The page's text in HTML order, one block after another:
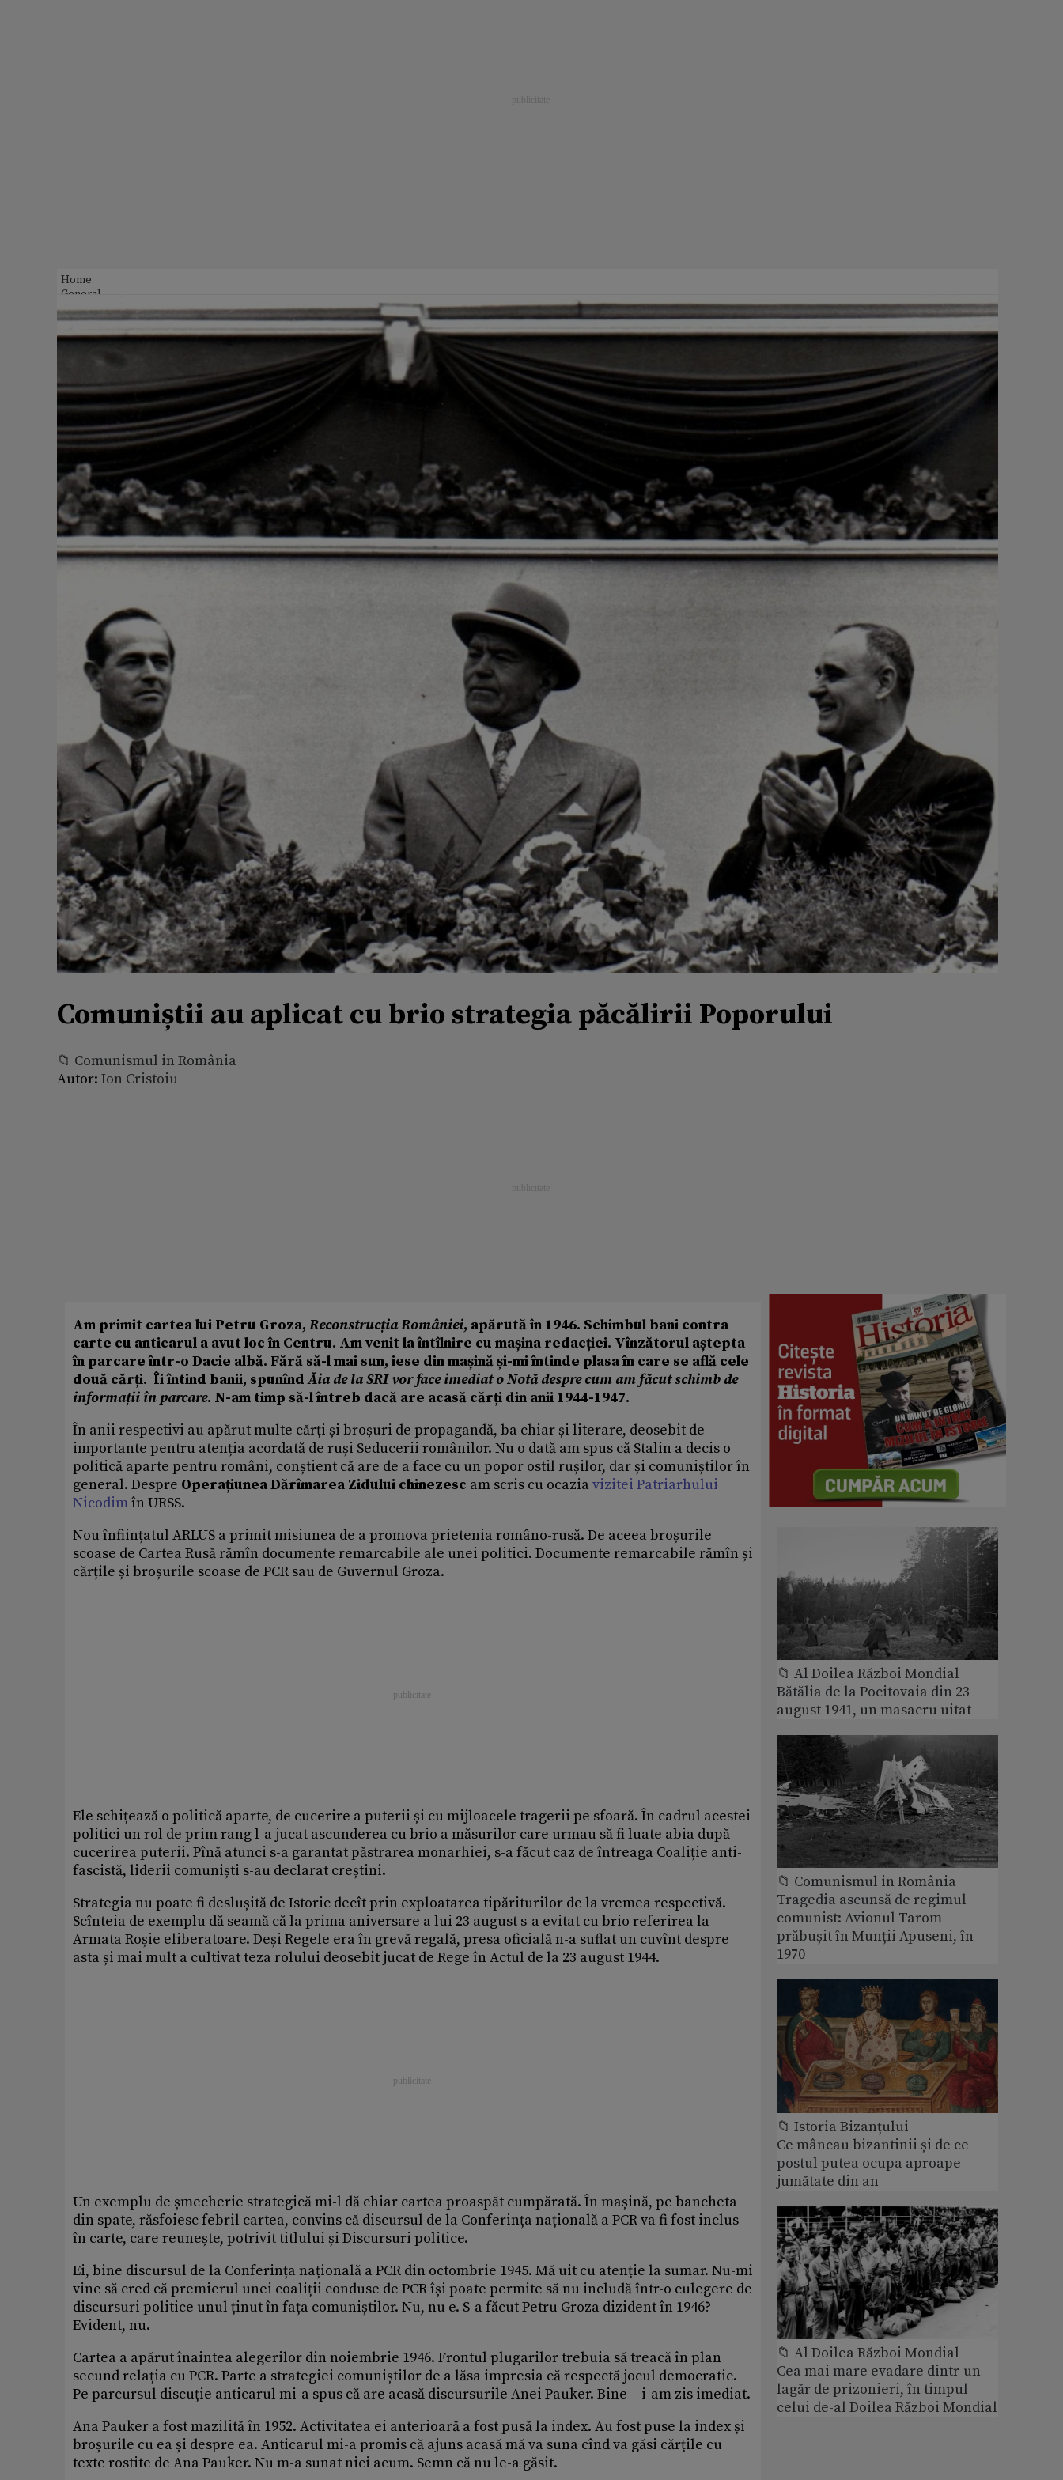
Home
General
Comuniștii au aplicat cu brio strategia păcălirii Poporului
📁 Comunismul in România
Autor: Ion Cristoiu
Am primit cartea lui Petru Groza, Reconstrucția României, apărută în 1946. Schimbul bani contra
carte cu anticarul a avut loc în Centru. Am venit la întîlnire cu mașina redacției. Vînzătorul aștepta
în parcare într-o Dacie albă. Fără să-l mai sun, iese din mașină și-mi întinde plasa în care se află cele
două cărți. Îi întind banii, spunîndĂia de la SRI vor face imediat o Notă despre cum am făcut schimb de
informații în parcare. N-am timp să-l întreb dacă are acasă cărți din anii 1944-1947.
În anii respectivi au apărut multe cărți și broșuri de propagandă, ba chiar și literare, deosebit de
importante pentru atenția acordată de ruși Seducerii românilor. Nu o dată am spus că Stalin a decis o
politică aparte pentru români, conștient că are de a face cu un popor ostil rușilor, dar și comuniștilor în
general. Despre OperațiuneaDărîmarea Zidului chinezesc am scris cu ocazia vizitei Patriarhului
Nicodimîn URSS.
Nou înființatul ARLUS a primit misiunea de a promova prietenia româno-rusă. De aceea broșurile
scoase de Cartea Rusă rămîn documente remarcabile ale unei politici. Documente remarcabile rămîn și
cărțile și broșurile scoase de PCR sau de Guvernul Groza.
Ele schițează o politică aparte, de cucerire a puterii și cu mijloacele tragerii pe sfoară. În cadrul acestei
politici un rol de prim rang l-a jucat ascunderea cu brio a măsurilor care urmau să fi luate abia după
cucerirea puterii. Pînă atunci s-a garantat păstrarea monarhiei, s-a făcut caz de întreaga Coaliție anti-
fascistă, liderii comuniști s-au declarat creștini.
Strategia nu poate fi deslușită de Istoric decît prin exploatarea tipăriturilor de la vremea respectivă.
Scînteia de exemplu dă seamă că la prima aniversare a lui 23 august s-a evitat cu brio referirea la
Armata Roșie eliberatoare. Deși Regele era în grevă regală, presa oficială n-a suflat un cuvînt despre
asta și mai mult a cultivat teza rolului deosebit jucat de Rege în Actul de la 23 august 1944.
Un exemplu de șmecherie strategică mi-l dă chiar cartea proaspăt cumpărată. În mașină, pe bancheta
din spate, răsfoiesc febril cartea, convins că discursul de la Conferința națională a PCR va fi fost inclus
în carte, care reunește, potrivit titlului și Discursuri politice.
Ei, bine discursul de la Conferința națională a PCR din octombrie 1945. Mă uit cu atenție la sumar. Nu-mi
vine să cred că premierul unei coaliții conduse de PCR își poate permite să nu includă într-o culegere de
discursuri politice unul ținut în fața comuniștilor. Nu, nu e. S-a făcut Petru Groza dizident în 1946?
Evident, nu.
Cartea a apărut înaintea alegerilor din noiembrie 1946. Frontul plugarilor trebuia să treacă în plan
secund relația cu PCR. Parte a strategiei comuniștilor de a lăsa impresia că respectă jocul democratic.
Pe parcursul discuție anticarul mi-a spus că are acasă discursurile Anei Pauker. Bine – i-am zis imediat.
Ana Pauker a fost mazilită în 1952. Activitatea ei anterioară a fost pusă la index. Au fost puse la index și
broșurile cu ea și despre ea. Anticarul mi-a promis că ajuns acasă mă va suna cînd va găsi cărțile cu
texte rostite de Ana Pauker. Nu m-a sunat nici acum. Semn că nu le-a găsit.
📁 Al Doilea Război Mondial
Bătălia de la Pocitovaia din 23
august 1941, un masacru uitat
📁 Comunismul in România
Tragedia ascunsă de regimul
comunist: Avionul Tarom
prăbușit în Munții Apuseni, în
1970
📁 Istoria Bizanțului
Ce mâncau bizantinii și de ce
postul putea ocupa aproape
jumătate din an
📁 Al Doilea Război Mondial
Cea mai mare evadare dintr-un
lagăr de prizonieri, în timpul
celui de-al Doilea Război Mondial